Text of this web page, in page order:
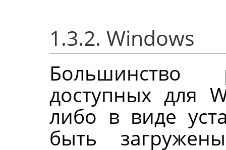
1.3.2. Windows
доступных для
либо в виде
быть